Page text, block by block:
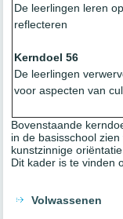
De leerlingen leren
reflecteren
Kerndoel 56
De leerlingen
voor aspecten van
Bovenstaande
in de basisschool
kunstzinnige
Dit kader is te vinden
Volwassenen